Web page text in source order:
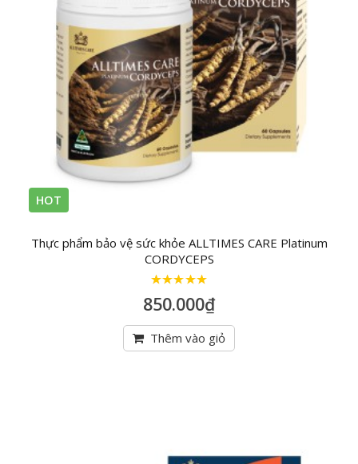
HOT
Thực phẩm bảo vệ sức khỏe ALLTIMES CARE Platinum
CORDYCEPS
850.000₫
Thêm vào giỏ